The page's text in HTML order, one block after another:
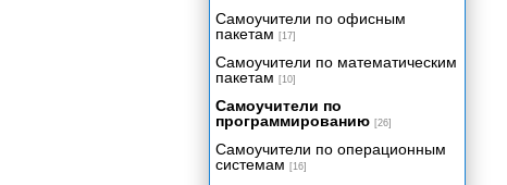
Включение цифрового видео в
ваше приложение
Трехмерная графика реального
времени
Видеопрезентация
Самоучители по офисным
пакетам [17]
Самоучители по математическим
пакетам [10]
Самоучители по
программированию [26]
Самоучители по операционным
системам [16]